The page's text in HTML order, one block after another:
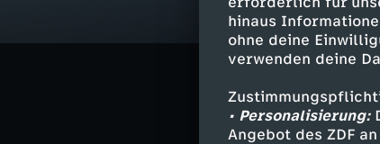
hinaus
ohne deine
verwenden deine
• Personalisierung:
Angebot des ZDF
Neue
Hohe
Zu wenig